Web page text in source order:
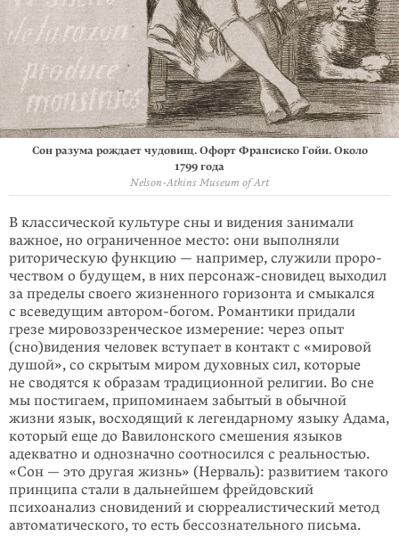
Сон разума рождает чудовищ. Офорт Франсиско Гойи. Около
1799 года
Nelson-Atkins Museum of Art
В классической культуре сны и видения занимали
важное, но ограниченное место: они выполняли
риторическую функцию — например, служили проро­
чеством о будущем, в них персонаж-сновидец выходил
за пределы своего жизненного горизонта и смыкался
с всеведущим автором-богом. Романтики придали
грезе мировоззренческое измерение: через опыт
(сно)видения человек вступает в контакт с «мировой
душой», со скрытым миром духовных сил, которые
не сводятся к образам традиционной религии. Во сне
мы постигаем, припоминаем забытый в обычной
жизни язык, восходящий к легендарному языку Адама,
который еще до Вавилонского смешения языков
адекватно и однозначно соотносился с реальностью.
«Сон — это другая жизнь» (Нерваль): развитием такого
принципа стали в дальнейшем фрейдовский
психоанализ сновидений и сюрреалистический метод
автоматического, то есть бессозна­тельного письма.